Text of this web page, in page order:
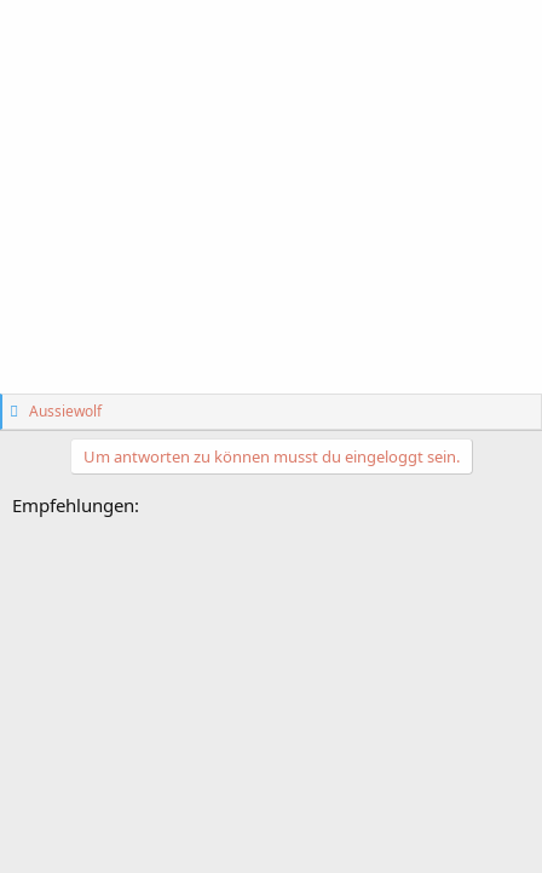
G
e
l
Aussiewolf
Um antworten zu können musst du eingeloggt sein.
Empfehlungen: